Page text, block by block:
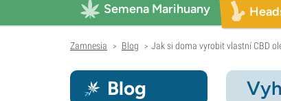
Semena Marihuany
Zamnesia > Blog > Jak si doma vyrobit vlastní CBD
Blog